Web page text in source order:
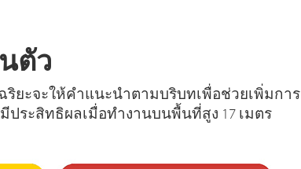
ตัว
ริยะจะให้คำแนะนำตามบริบทเพื่อช่วยเพิ่มการ
ระสิทธิผลเมื่อทำงานบนพื้นที่สูง 17 เมตร